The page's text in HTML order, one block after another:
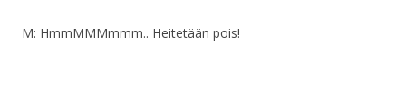
M: HmmMMMmmm.. Heitetään pois!